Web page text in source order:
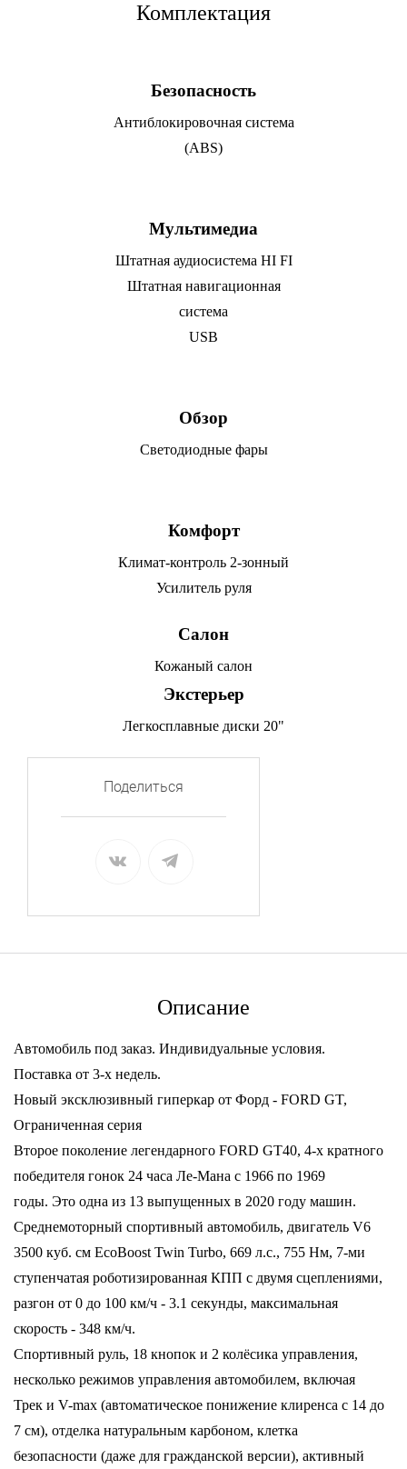
Комплектация
Безопасность
Антиблокировочная система
(ABS)
Мультимедиа
Штатная аудиосистема HI FI
Штатная навигационная
система
USB
Обзор
Светодиодные фары
Комфорт
Климат-контроль 2-зонный
Усилитель руля
Салон
Кожаный салон
Экстерьер
Легкосплавные диски 20"
Поделиться
Описание
Автомобиль под заказ. Индивидуальные условия.
Поставка от 3-х недель.
Новый эксклюзивный гиперкар от Форд - FORD GT,
Ограниченная серия
Второе поколение легендарного FORD GT40, 4-х кратного
победителя гонок 24 часа Ле-Мана с 1966 по 1969
годы. Это одна из 13 выпущенных в 2020 году машин.
Среднемоторный спортивный автомобиль, двигатель V6
3500 куб. см EcoBoost Twin Turbo, 669 л.с., 755 Нм, 7-ми
ступенчатая роботизированная КПП с двумя сцеплениями,
разгон от 0 до 100 км/ч - 3.1 секунды, максимальная
скорость - 348 км/ч.
Спортивный руль, 18 кнопок и 2 колёсика управления,
несколько режимов управления автомобилем, включая
Трек и V-max (автоматическое понижение клиренса с 14 до
7 см), отделка натуральным карбоном, клетка
безопасности (даже для гражданской версии), активный